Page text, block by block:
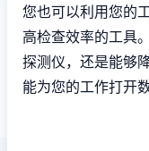
您也可以利用您的
高检查效率的工具
探测仪，还是能够
能为您的工作打开